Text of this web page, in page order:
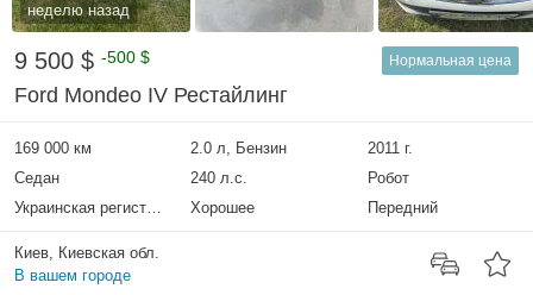
неделю назад
9 500 $ -500 $ Нормальная цена
Ford Mondeo IV Рестайлинг
169 000 км 2.0 л, Бензин
2011 г.
Седан
240 л.с.
Робот
Украинская регистрация
Хорошее Передний
Киев, Киевская обл.
В вашем городе